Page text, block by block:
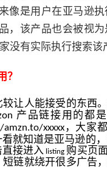
像是用户在亚马逊执
，该产品也会被视
没有实际执行搜索该
？
让人能接受的东西
产品链接用的都
xxxxx ，大家
就知道是亚马逊的，
接进入 listing 购买页
链就绕开很多广告